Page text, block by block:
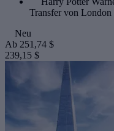
Transfer von
Neu
Ab 251,74 $
239,15 $